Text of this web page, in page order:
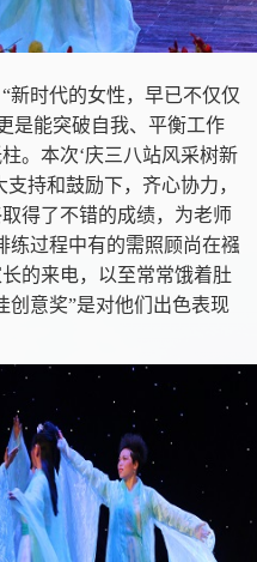
新时代的女性，早已不仅仅
是能突破自我、平衡工作
。本次‘庆三八站风采树新
持和鼓励下，齐心协力，
得了不错的成绩，为老师
练过程中有的需照顾尚在襁
的来电，以至常常饿着肚
创意奖”是对他们出色表现